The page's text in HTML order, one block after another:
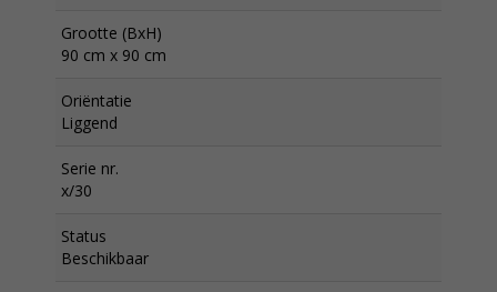
Grootte (BxH)
90 cm x 90 cm
Oriëntatie
Liggend
Serie nr.
x/30
Status
Beschikbaar